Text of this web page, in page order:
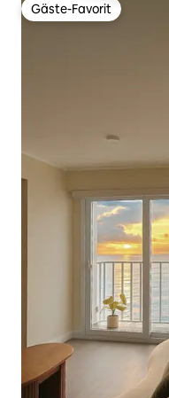
Gäste-Favorit
Gäste-Favorit